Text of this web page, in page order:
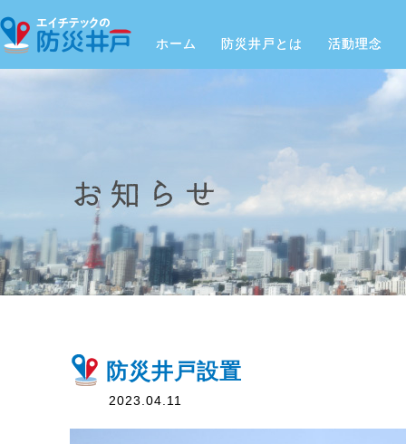
ホーム 防災井戸とは 活動理念
防災井戸設置
2023.04.11